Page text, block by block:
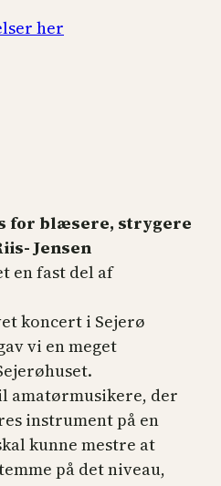
her
for blæsere, strygere
Jensen
en fast del af
koncert i Sejerø
vi en meget
amatørmusikere, der
instrument på en
kunne mestre at
på det niveau,